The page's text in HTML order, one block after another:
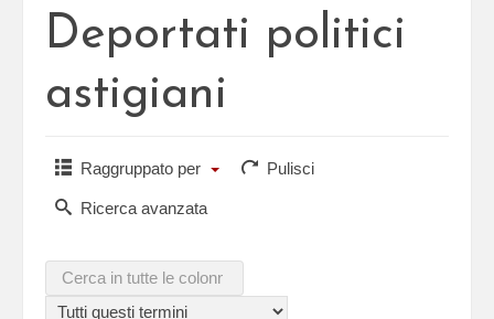
Deportati politici
astigiani
Raggruppato per Pulisci
Ricerca avanzata